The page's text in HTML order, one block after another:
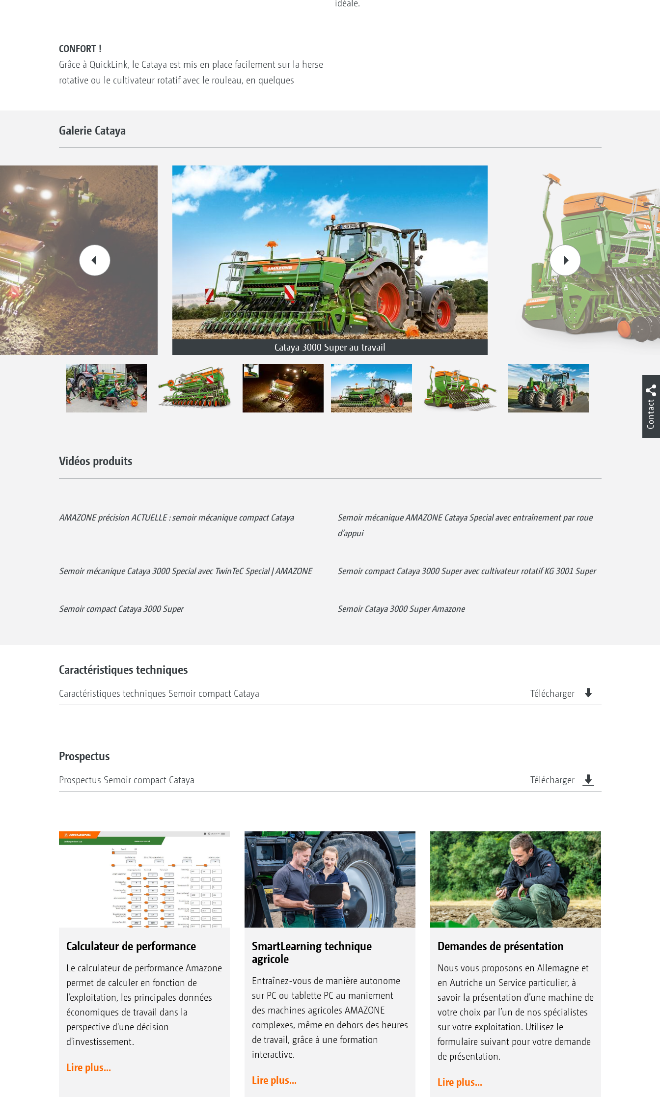
CONFORT !
Grâce à QuickLink, le Cataya est mis en place facilement sur la herse
rotative ou le cultivateur rotatif avec le rouleau, en quelques
idéale.
Galerie Cataya
Cataya 3000 Super au travail
Vidéos produits
AMAZONE précision ACTUELLE : semoir mécanique compact Cataya
Semoir mécanique AMAZONE Cataya Special avec entraînement par roue
d’appui
Semoir mécanique Cataya 3000 Special avec TwinTeC Special | AMAZONE Semoir compact Cataya 3000 Super avec cultivateur rotatif KG 3001 Super
Semoir compact Cataya 3000 Super Semoir Cataya 3000 Super Amazone
Caractéristiques techniques
Caractéristiques techniques Semoir compact Cataya Télécharger
Prospectus
Prospectus Semoir compact Cataya Télécharger
Calculateur de performance
Le calculateur de performance Amazone
permet de calculer en fonction de
l’exploitation, les principales données
économiques de travail dans la
perspective d'une décision
d'investissement.
Lire plus...
SmartLearning technique
agricole
Entraînez-vous de manière autonome
sur PC ou tablette PC au maniement
des machines agricoles AMAZONE
complexes, même en dehors des heures
de travail, grâce à une formation
interactive.
Lire plus...
Demandes de présentation
Nous vous proposons en Allemagne et
en Autriche un Service particulier, à
savoir la présentation d’une machine de
votre choix par l’un de nos spécialistes
sur votre exploitation. Utilisez le
formulaire suivant pour votre demande
de présentation.
Lire plus...
Contact